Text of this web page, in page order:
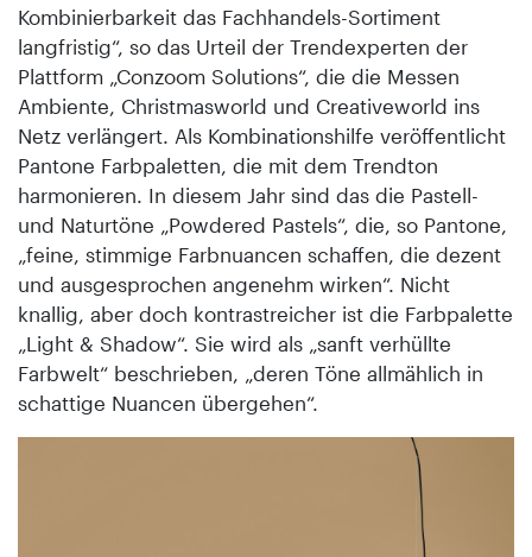
Kombinierbarkeit das Fachhandels-Sortiment
langfristig“, so das Urteil der Trendexperten der
Plattform „Conzoom Solutions“, die die Messen
Ambiente, Christmasworld und Creativeworld ins
Netz verlängert. Als Kombinationshilfe veröffentlicht
Pantone Farbpaletten, die mit dem Trendton
harmonieren. In diesem Jahr sind das die Pastell-
und Naturtöne „Powdered Pastels“, die, so Pantone,
„feine, stimmige Farbnuancen schaffen, die dezent
und ausgesprochen angenehm wirken“. Nicht
knallig, aber doch kontrastreicher ist die Farbpalette
„Light & Shadow“. Sie wird als „sanft verhüllte
Farbwelt“ beschrieben, „deren Töne allmählich in
schattige Nuancen übergehen“.